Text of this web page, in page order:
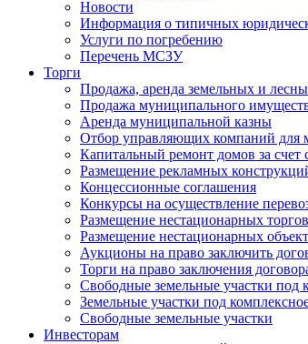
Новости
Информация о типичных
Услуги по погребению
Перечень МСЗУ
Торги
Продажа, аренда земельных и
Продажа муниципального
Аренда муниципальной казны
Отбор управляющих компаний для
Капитальный ремонт домов за
Размещение рекламных
Концессионные соглашения
Конкурсы на осуществление
Размещение нестационарных
Размещение нестационарных
Аукционы на право заключить
Торги на право заключения
Свободные земельные участки под
Земельные участки под
Свободные земельные участки
Инвесторам